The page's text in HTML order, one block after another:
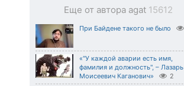
Еще от автора agat 15612
При Байдене такого не было
«"У каждой аварии есть имя,
фамилия и должность", – Лазарь
Моисеевич Каганович»
2